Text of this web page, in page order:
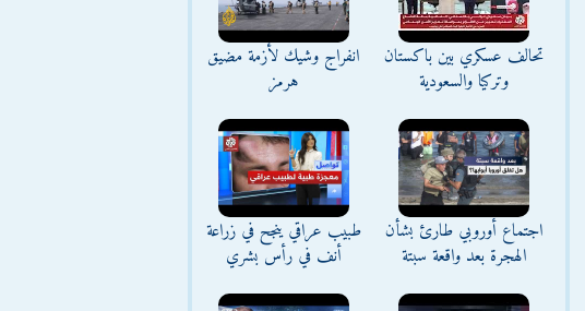
تحالف عسكري بين باكستان
وتركيا والسعودية
انفراج وشيك لأزمة مضيق
هرمز
اجتماع أوروبي طارئ بشأن
الهجرة بعد واقعة سبتة
طبيب عراقي ينجح في زراعة
أنف في رأس بشري